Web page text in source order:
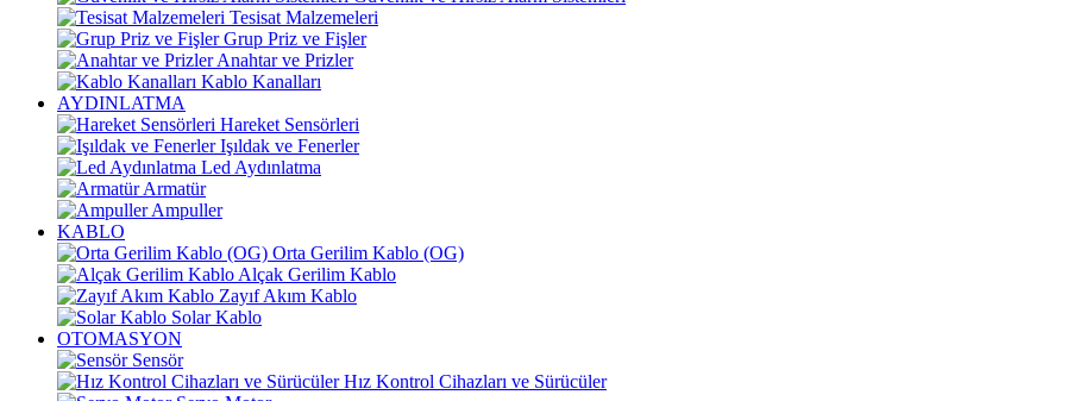
Tesisat Malzemeleri
Grup Priz ve Fişler
Anahtar ve Prizler
Kablo Kanalları
AYDINLATMA
Hareket Sensörleri
Işıldak ve Fenerler
Led Aydınlatma
Armatür
Ampuller
KABLO
Orta Gerilim Kablo (OG)
Alçak Gerilim Kablo
Zayıf Akım Kablo
Solar Kablo
OTOMASYON
Sensör
Hız Kontrol Cihazları ve Sürücüler